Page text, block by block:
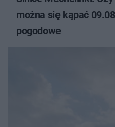
można się kąpać
pogodowe